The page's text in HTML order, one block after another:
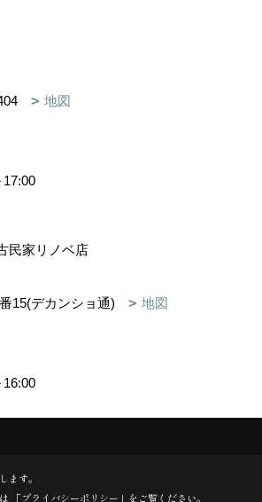
地図
17:00
民家リノベ店
15(デカンショ通)
地図
16:00
住建. All Rights Reserved.
ます。
「プライバシーポリシー 」をご覧ください。